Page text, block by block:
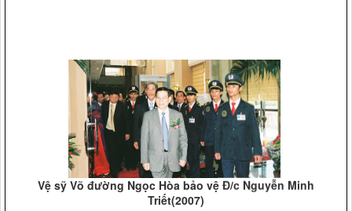
Vệ sỹ Võ đường Ngọc Hòa bảo vệ Đ/c Nguyễn Minh
Triết(2007)